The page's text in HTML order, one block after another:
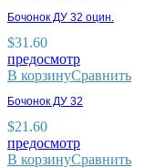
Бочонок ДУ 32 оцин.
$31.60
предосмотр
В корзинуСравнить
Бочонок ДУ 32
$21.60
предосмотр
В корзинуСравнить